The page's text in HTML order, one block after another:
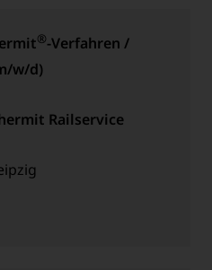
®-Verfahren /
w/d)
Railservice